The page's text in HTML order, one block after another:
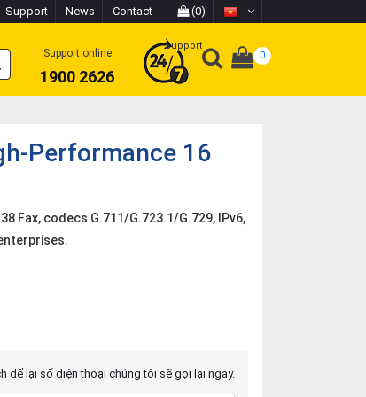
Support News Contact (0)
Support online
1900 2626
Support
0
Performance 16
Fax, codecs G.711/G.723.1/G.729, IPv6,
để lại số điện thoại chúng tôi sẽ gọi lại ngay.